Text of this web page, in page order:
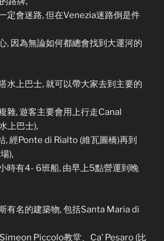
定會迷路, 但在Venezia迷路倒是件
, 因為無論如何都總會找到大運河的
水上巴士, 就可以帶大家去到主要的
雜, 遊客主要會用上行走Canal
上巴士),
經Ponte di Rialto (維瓦圖橋)再到
),
時有4- 6班船, 由早上5點營運到晚
有名的建築物, 包括Santa Maria di
Piccolo教堂、Ca’ Pesaro (比